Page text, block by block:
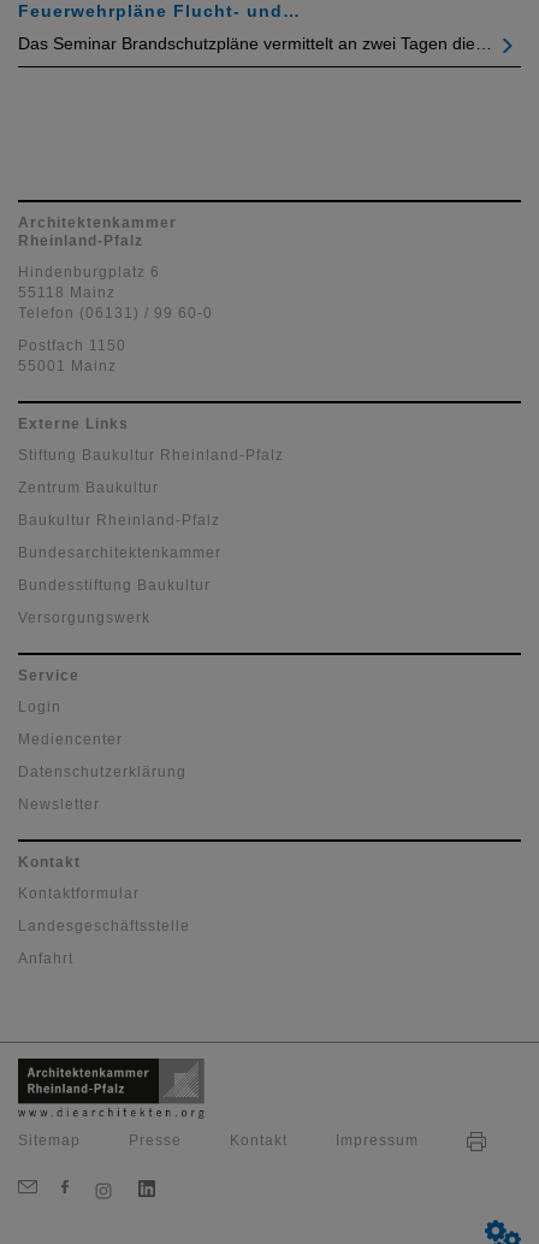
Feuerwehrpläne Flucht- und…
Das Seminar Brandschutzpläne vermittelt an zwei Tagen die…
Architektenkammer
Rheinland-Pfalz
Hindenburgplatz 6
55118 Mainz
Telefon (06131) / 99 60-0
Postfach 1150
55001 Mainz
Externe Links
Stiftung Baukultur Rheinland-Pfalz
Zentrum Baukultur
Baukultur Rheinland-Pfalz
Bundesarchitektenkammer
Bundesstiftung Baukultur
Versorgungswerk
Service
Login
Mediencenter
Datenschutzerklärung
Newsletter
Kontakt
Kontaktformular
Landesgeschäftsstelle
Anfahrt
Sitemap Presse Kontakt Impressum